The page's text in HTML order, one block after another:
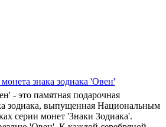
знака зодиака 'Овен'
- это памятная подарочная
зодиака, выпущенная Национальным
серии монет 'Знаки Зодиака'.